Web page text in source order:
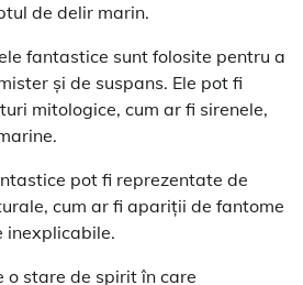
de delir marin.
fantastice sunt folosite pentru a
și de suspans. Ele pot fi
mitologice, cum ar fi sirenele,
pot fi reprezentate de
cum ar fi apariții de fantome
inexplicabile.
o stare de spirit în care